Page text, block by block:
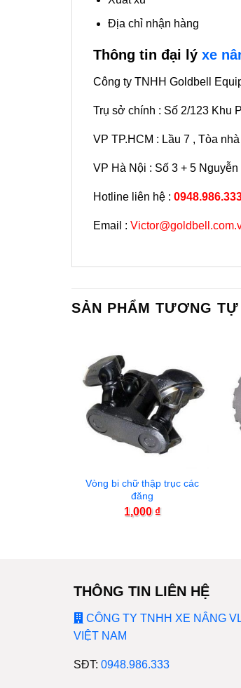
Địa chỉ nhận hàng
Thông tin đại lý xe
Công ty TNHH Goldbell
Trụ sở chính : Số 2/123 Khu
VP TP.HCM : Lầu 7 , Tòa
VP Hà Nội : Số 3 + 5
Hotline liên hệ :
Email :
SẢN PHẨM TƯƠNG TỰ
Vòng bi chữ thập trục các
đăng
1,000 ₫
THÔNG TIN LIÊN HỆ
CÔNG TY TNHH XE NÂNG
VIỆT NAM
SĐT:0948.986.333